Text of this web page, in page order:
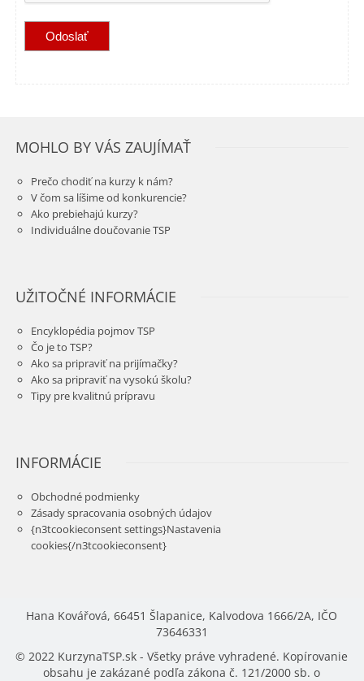
MOHLO BY VÁS ZAUJÍMAŤ
Prečo chodiť na kurzy k nám?
V čom sa líšime od konkurencie?
Ako prebiehajú kurzy?
Individuálne doučovanie TSP
UŽITOČNÉ INFORMÁCIE
Encyklopédia pojmov TSP
Čo je to TSP?
Ako sa pripraviť na prijímačky?
Ako sa pripraviť na vysokú školu?
Tipy pre kvalitnú prípravu
INFORMÁCIE
Obchodné podmienky
Zásady spracovania osobných údajov
{n3tcookieconsent settings}Nastavenia
cookies{/n3tcookieconsent}
Hana Kovářová, 66451 Šlapanice, Kalvodova 1666/2A, IČO
73646331
© 2022 KurzynaTSP.sk - Všetky práve vyhradené. Kopírovanie
obsahu je zakázané podľa zákona č. 121/2000 sb. o